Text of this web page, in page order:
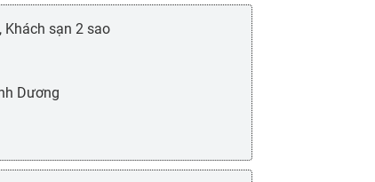
Khách sạn 2 sao
Dương